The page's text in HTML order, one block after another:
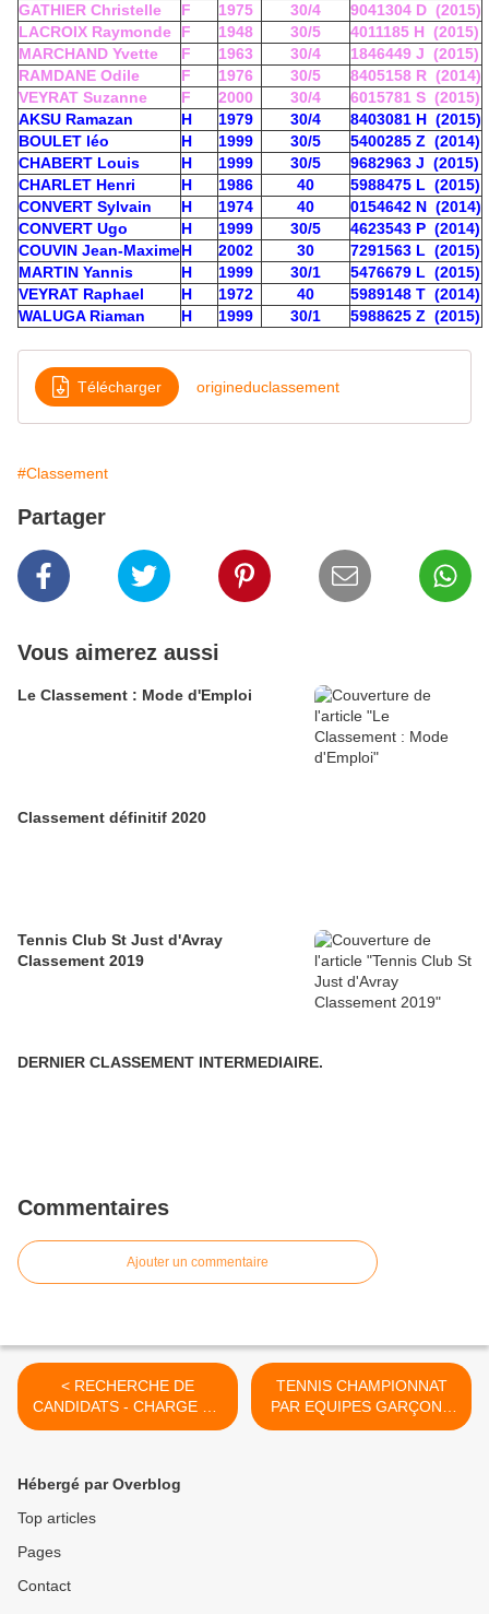
GATHIER Christelle
F 1975 30/4
9041304 D (2015)
LACROIX Raymonde
F 1948 30/5
4011185 H (2015)
MARCHAND Yvette
F 1963 30/4
1846449 J (2015)
RAMDANE Odile
F 1976 30/5
8405158 R (2014)
VEYRAT Suzanne
F 2000 30/4
6015781 S (2015)
AKSU Ramazan
H 1979 30/4
8403081 H (2015)
BOULET léo
H 1999 30/5
5400285 Z (2014)
CHABERT Louis
H 1999 30/5
9682963 J (2015)
CHARLET Henri
H 1986 40
5988475 L (2015)
CONVERT Sylvain
H 1974 40
0154642 N (2014)
CONVERT Ugo
H 1999 30/5
4623543 P (2014)
COUVIN Jean-MaximeH 2002 30
7291563 L (2015)
MARTIN Yannis
H 1999 30/1
5476679 L (2015)
VEYRAT Raphael
H 1972 40
5989148 T (2014)
WALUGA Riaman
H 1999 30/1 5988625 Z (2015)
Télécharger origineduclassement
#Classement
Partager
Vous aimerez aussi
Le Classement : Mode d'Emploi
Classement définitif 2020
Tennis Club St Just d'Avray
Classement 2019
DERNIER CLASSEMENT INTERMEDIAIRE.
Commentaires
Ajouter un commentaire
< RECHERCHE DE
CANDIDATS - CHARGE DE
PROMOTION ET DE
PROFESSIONNALISATION
TENNIS CHAMPIONNAT
PAR EQUIPES GARÇONS
15-16 DIVISION 5 >
Hébergé par Overblog
Top articles
Pages
Contact